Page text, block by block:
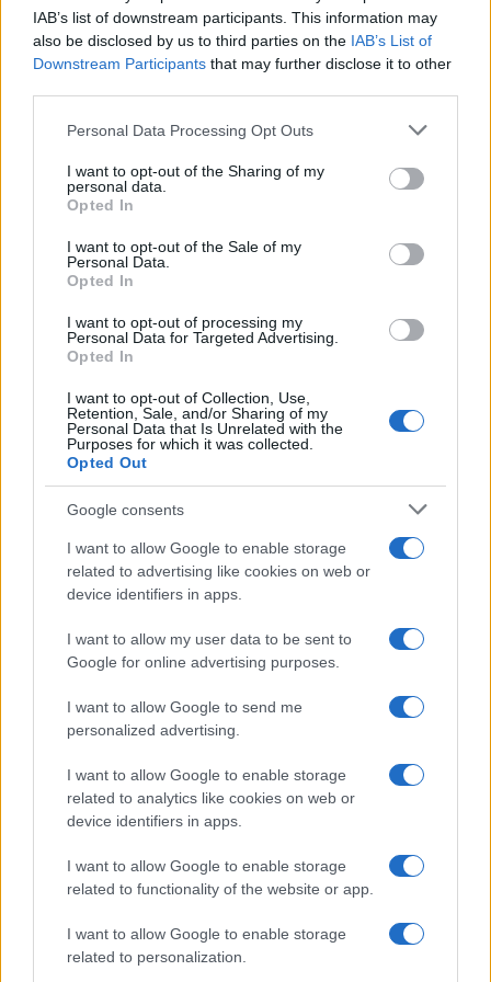
IAB’s list of downstream participants. This information may
also be disclosed by us to third parties on the IAB’s List of
Downstream Participants that may further disclose it to other
Please note that this website/app uses one or more Google
not limited to your visit or usage behaviour. You may click to
grant or deny consent to Google and its third-party tags to
use your data for below specified purposes in below Google
consent section.
Personal Data Processing Opt Outs
I want to opt-out of the Sharing of my
personal data.
Opted In
I want to opt-out of the Sale of my
Personal Data.
Opted In
I want to opt-out of processing my
Personal Data for Targeted Advertising.
Opted In
I want to opt-out of Collection, Use,
Retention, Sale, and/or Sharing of my
Personal Data that Is Unrelated with the
Purposes for which it was collected.
Opted Out
Google consents
I want to allow Google to enable storage
related to advertising like cookies on web or
device identifiers in apps.
I want to allow my user data to be sent to
Google for online advertising purposes.
I want to allow Google to send me
personalized advertising.
I want to allow Google to enable storage
related to analytics like cookies on web or
device identifiers in apps.
I want to allow Google to enable storage
related to functionality of the website or app.
I want to allow Google to enable storage
related to personalization.
NECROLOGIE
Paolo Pinna
Martina Agostina Diturco
I nostri cari
I nostri cari
I nostri cari
Giovannimaria Cabras